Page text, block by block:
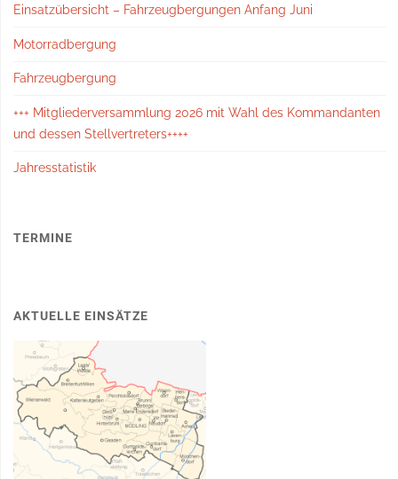
Einsatzübersicht – Fahrzeugbergungen Anfang Juni
Motorradbergung
Fahrzeugbergung
+++ Mitgliederversammlung 2026 mit Wahl des Kommandanten
und dessen Stellvertreters++++
Jahresstatistik
TERMINE
AKTUELLE EINSÄTZE